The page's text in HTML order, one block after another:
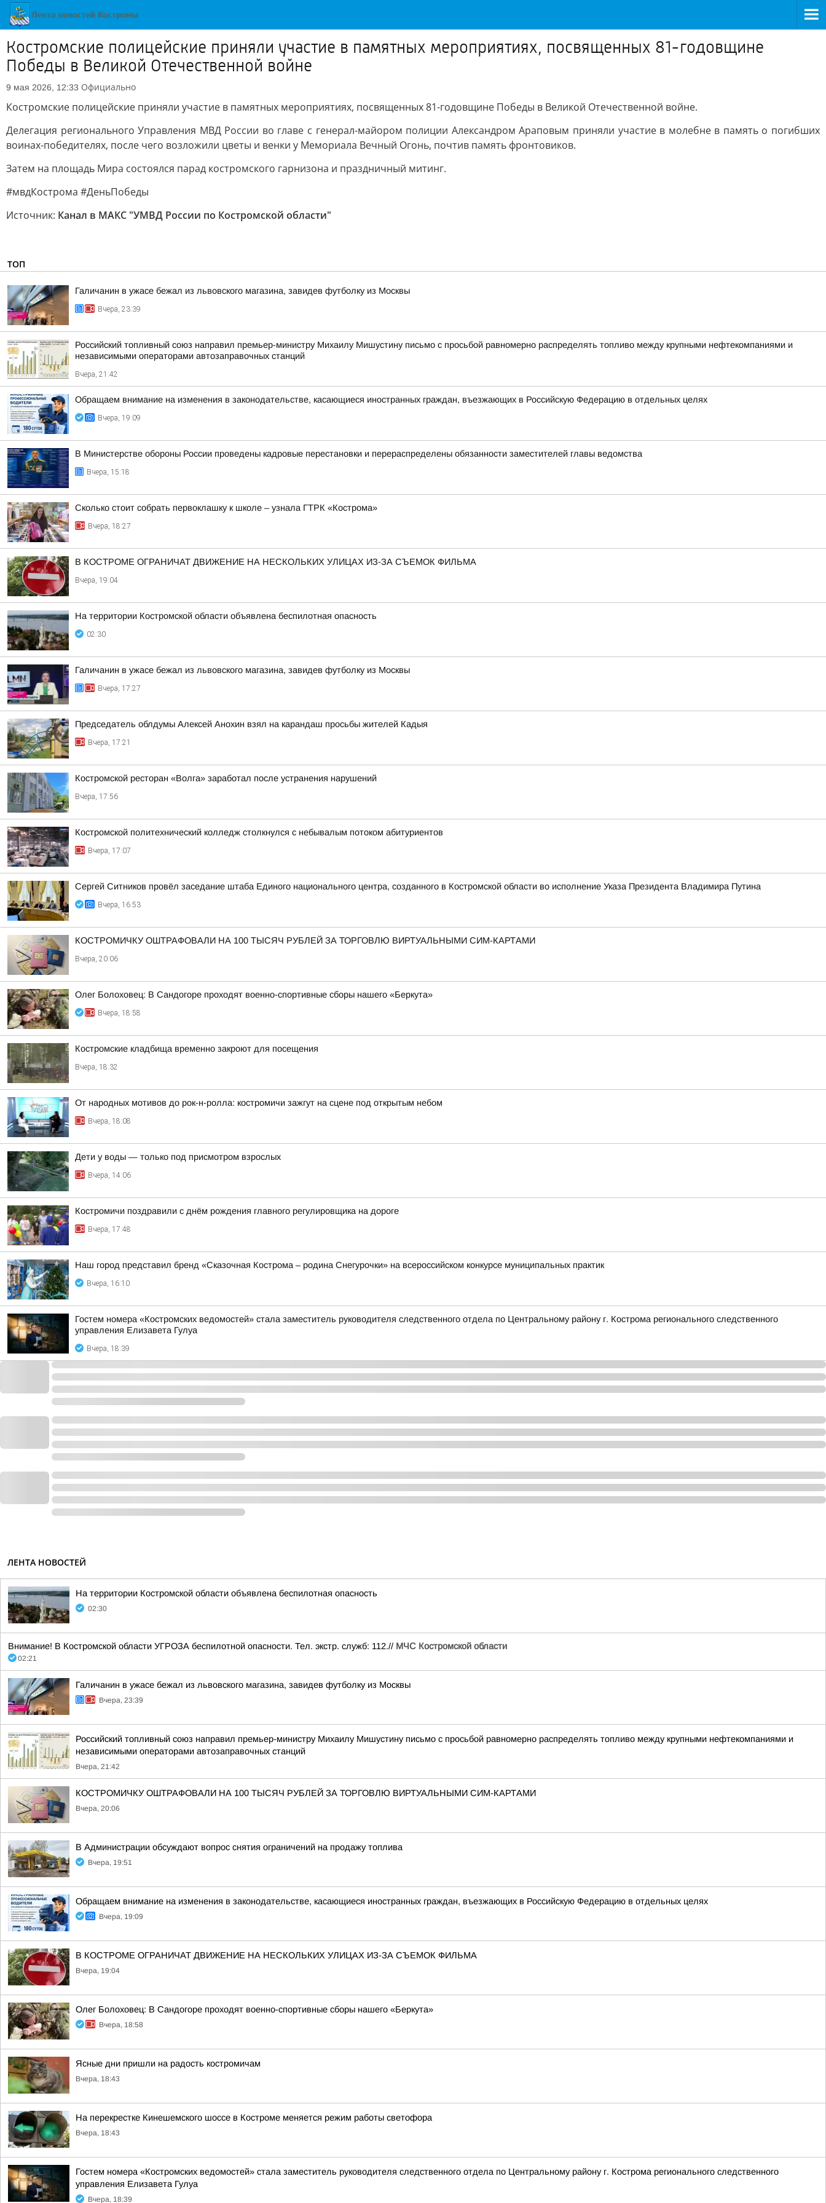
Костромские полицейские приняли участие в памятных мероприятиях, посвященных 81-годовщине
Победы в Великой Отечественной войне
9 мая 2026, 12:33 Официально
Костромские полицейские приняли участие в памятных мероприятиях, посвященных 81-годовщине Победы в Великой Отечественной войне.
Делегация регионального Управления МВД России во главе с генерал-майором полиции Александром Араповым приняли участие в молебне в память о погибших
воинах-победителях, после чего возложили цветы и венки у Мемориала Вечный Огонь, почтив память фронтовиков.
Затем на площадь Мира состоялся парад костромского гарнизона и праздничный митинг.
#мвдКострома #ДеньПобеды
Источник: Канал в МАКС "УМВД России по Костромской области"
ТОП
Галичанин в ужасе бежал из львовского магазина, завидев футболку из Москвы
Вчера, 23:39
Российский топливный союз направил премьер-министру Михаилу Мишустину письмо с просьбой равномерно распределять топливо между крупными нефтекомпаниями и
независимыми операторами автозаправочных станций
Вчера, 21:42
Обращаем внимание на изменения в законодательстве, касающиеся иностранных граждан, въезжающих в Российскую Федерацию в отдельных целях
Вчера, 19:09
В Министерстве обороны России проведены кадровые перестановки и перераспределены обязанности заместителей главы ведомства
Вчера, 15:18
Сколько стоит собрать первоклашку к школе – узнала ГТРК «Кострома»
Вчера, 18:27
В КОСТРОМЕ ОГРАНИЧАТ ДВИЖЕНИЕ НА НЕСКОЛЬКИХ УЛИЦАХ ИЗ-ЗА СЪЕМОК ФИЛЬМА
Вчера, 19:04
На территории Костромской области объявлена беспилотная опасность
02:30
Галичанин в ужасе бежал из львовского магазина, завидев футболку из Москвы
Вчера, 17:27
Председатель облдумы Алексей Анохин взял на карандаш просьбы жителей Кадыя
Вчера, 17:21
Костромской ресторан «Волга» заработал после устранения нарушений
Вчера, 17:56
Костромской политехнический колледж столкнулся с небывалым потоком абитуриентов
Вчера, 17:07
Сергей Ситников провёл заседание штаба Единого национального центра, созданного в Костромской области во исполнение Указа Президента Владимира Путина
Вчера, 16:53
КОСТРОМИЧКУ ОШТРАФОВАЛИ НА 100 ТЫСЯЧ РУБЛЕЙ ЗА ТОРГОВЛЮ ВИРТУАЛЬНЫМИ СИМ-КАРТАМИ
Вчера, 20:06
Олег Болоховец: В Сандогоре проходят военно-спортивные сборы нашего «Беркута»
Вчера, 18:58
Костромские кладбища временно закроют для посещения
Вчера, 18:32
От народных мотивов до рок-н-ролла: костромичи зажгут на сцене под открытым небом
Вчера, 18:08
Дети у воды — только под присмотром взрослых
Вчера, 14:06
Костромичи поздравили с днём рождения главного регулировщика на дороге
Вчера, 17:48
Наш город представил бренд «Сказочная Кострома – родина Снегурочки» на всероссийском конкурсе муниципальных практик
Вчера, 16:10
Гостем номера «Костромских ведомостей» стала заместитель руководителя следственного отдела по Центральному району г. Кострома регионального следственного
управления Елизавета Гулуа
Вчера, 18:39
ЛЕНТА НОВОСТЕЙ
На территории Костромской области объявлена беспилотная опасность
02:30
Внимание! В Костромской области УГРОЗА беспилотной опасности. Тел. экстр. служб: 112.// МЧС Костромской области
02:21
Галичанин в ужасе бежал из львовского магазина, завидев футболку из Москвы
Вчера, 23:39
Российский топливный союз направил премьер-министру Михаилу Мишустину письмо с просьбой равномерно распределять топливо между крупными нефтекомпаниями и
независимыми операторами автозаправочных станций
Вчера, 21:42
КОСТРОМИЧКУ ОШТРАФОВАЛИ НА 100 ТЫСЯЧ РУБЛЕЙ ЗА ТОРГОВЛЮ ВИРТУАЛЬНЫМИ СИМ-КАРТАМИ
Вчера, 20:06
В Администрации обсуждают вопрос снятия ограничений на продажу топлива
Вчера, 19:51
Обращаем внимание на изменения в законодательстве, касающиеся иностранных граждан, въезжающих в Российскую Федерацию в отдельных целях
Вчера, 19:09
В КОСТРОМЕ ОГРАНИЧАТ ДВИЖЕНИЕ НА НЕСКОЛЬКИХ УЛИЦАХ ИЗ-ЗА СЪЕМОК ФИЛЬМА
Вчера, 19:04
Олег Болоховец: В Сандогоре проходят военно-спортивные сборы нашего «Беркута»
Вчера, 18:58
Ясные дни пришли на радость костромичам
Вчера, 18:43
На перекрестке Кинешемского шоссе в Костроме меняется режим работы светофора
Вчера, 18:43
Гостем номера «Костромских ведомостей» стала заместитель руководителя следственного отдела по Центральному району г. Кострома регионального следственного
управления Елизавета Гулуа
Вчера, 18:39